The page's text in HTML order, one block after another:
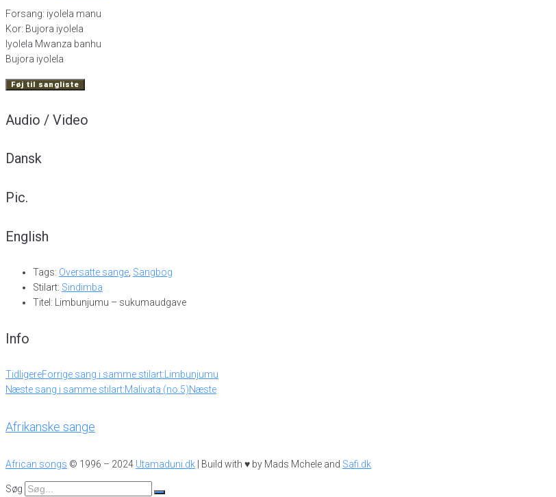
Forsang: iyolela manu
Kor: Bujora iyolela
Iyolela Mwanza banhu
Bujora iyolela
Føj til sangliste
Audio / Video
Dansk
Pic.
English
Tags: Oversatte sange Sangbog
Stilart: Sindimba
Titel: Limbunjumu – sukumaudgave
Info
TidligereForrige sang i samme stilart:Limbunjumu
Næste sang i samme stilart:Malivata (no.5)Næste
Afrikanske sange
African songs © 1996 – 2024 Utamaduni.dk | Build with ♥ by Mads Mchele and Safi.dk
Søg